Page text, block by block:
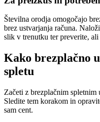
Številna orodja omogočajo
brez ustvarjanja računa.
slik v trenutku ter preverite,
Kako brezplačno
spletu
Začeti z brezplačnim spletnim
Sledite tem korakom in
sam cent.